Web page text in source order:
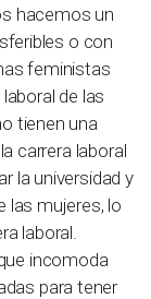
hacemos un
o con
feministas
de las
tienen una
carrera laboral
la universidad y
las mujeres, lo
laboral.
incomoda
para tener